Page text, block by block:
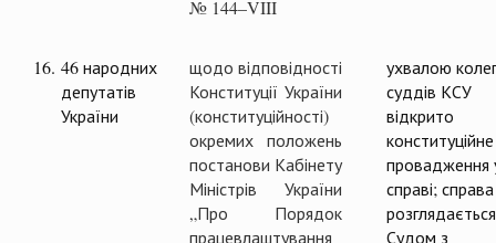
№ 144–VIII
16. 46 народних
депутатів
України
щодо відповідності
Конституції України
(конституційності)
окремих положень
постанови Кабінету
Міністрів України
„Про Порядок
працевлаштування
ухвалою
суддів КСУ
відкрито
конституційне
провадження
справі; справа
розглядається
Судом з